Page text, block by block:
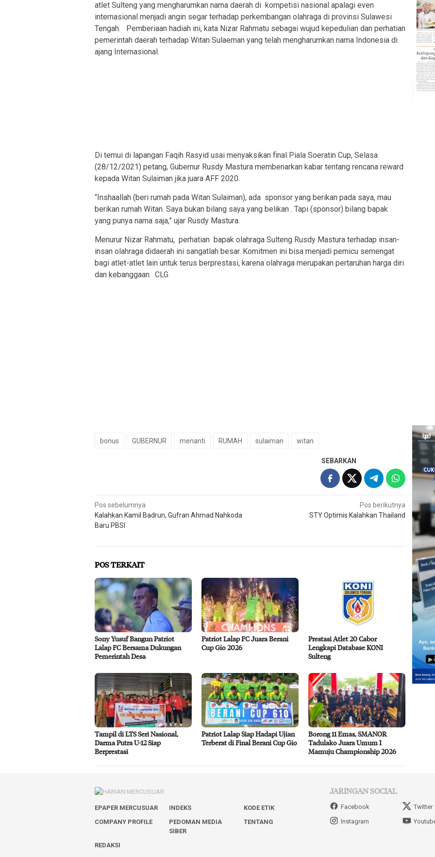
atlet Sulteng yang mengharumkan nama daerah di kompetisi nasional apalagi even
internasional menjadi angin segar terhadap perkembangan olahraga di provinsi Sulawesi
Tengah. Pemberiaan hadiah ini, kata Nizar Rahmatu sebagai wujud kepedulian dan perhatian
pemerintah daerah terhadap Witan Sulaeman yang telah mengharumkan nama Indonesia di
ajang Internasional.
Di temui di lapangan Faqih Rasyid usai menyaksikan final Piala Soeratin Cup, Selasa
(28/12/2021) petang, Gubernur Rusdy Mastura membenarkan kabar tentang rencana reward
kepada Witan Sulaiman jika juara AFF 2020.
“Inshaallah (beri rumah pada Witan Sulaiman), ada sponsor yang berikan pada saya, mau
berikan rumah Witan. Saya bukan bilang saya yang belikan . Tapi (sponsor) bilang bapak
yang punya nama saja,” ujar Rusdy Mastura.
Menurur Nizar Rahmatu, perhatian bapak olahraga Sulteng Rusdy Mastura terhadap insan-
insan olahraga didaerah ini sangatlah besar. Komitmen ini bisa menjadi pemicu semengat
bagi atlet-atlet lain untuk terus berprestasi, karena olahraga merupakan pertaruhan harga diri
dan kebanggaan. CLG
bonus GUBERNUR menanti RUMAH sulaiman witan
SEBARKAN
Navigasi
pos
Pos sebelumnya
Kalahkan Kamil Badrun, Gufran Ahmad Nahkoda
Baru PBSI
Pos berikutnya
STY Optimis Kalahkan Thailand
POS TERKAIT
Sony Yusuf Bangun Patriot
Lalap FC Bersama Dukungan
Pemerintah Desa
Patriot Lalap FC Juara Berani
Cup Gio 2026
Prestasi Atlet 20 Cabor
Lengkapi Database KONI
Sulteng
Tampil di LTS Seri Nasional,
Darma Putra U-12 Siap
Berprestasi
Patriot Lalap Siap Hadapi Ujian
Terberat di Final Berani Cup Gio
Borong 11 Emas, SMANOR
Tadulako Juara Umum I
Mamuju Championship 2026
EPAPER MERCUSUAR INDEKS
KODE ETIK
COMPANY PROFILE
PEDOMAN MEDIA
SIBER
TENTANG
REDAKSI
JARINGAN SOCIAL
Facebook
Twitter
Instagram